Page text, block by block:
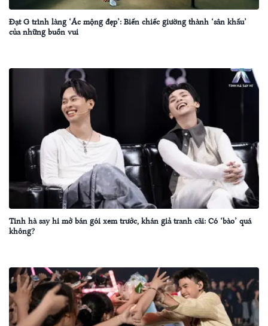
Đạt G trình làng ‘Ác mộng đẹp’: Biến chiếc giường thành ‘sân khấu’
của những buồn vui
Tinh hà say hi mở bán gói xem trước, khán giả tranh cãi: Có ‘bào’ quá
không?